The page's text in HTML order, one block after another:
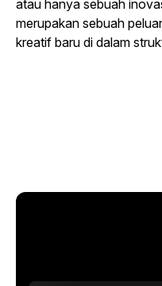
atau hanya sebuah
merupakan sebuah
kreatif baru di dalam